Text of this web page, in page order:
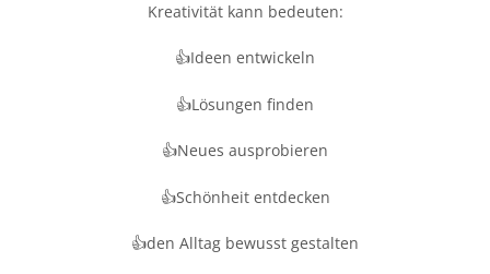
Kreativität kann bedeuten:
👍Ideen entwickeln
👍Lösungen finden
👍Neues ausprobieren
👍Schönheit entdecken
👍den Alltag bewusst gestalten